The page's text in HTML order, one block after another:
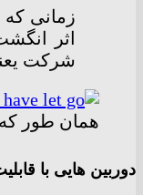
اثر
شرکت یعنی گلکسی نوت 8 که چند
همان طور که
دوربین هایی با